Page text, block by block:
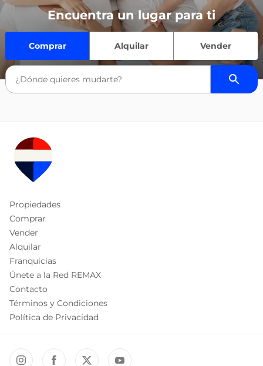
Encuentra un lugar para ti
Comprar Alquilar Vender
Propiedades
Comprar
Vender
Alquilar
Franquicias
Únete a la Red REMAX
Contacto
Términos y Condiciones
Política de Privacidad